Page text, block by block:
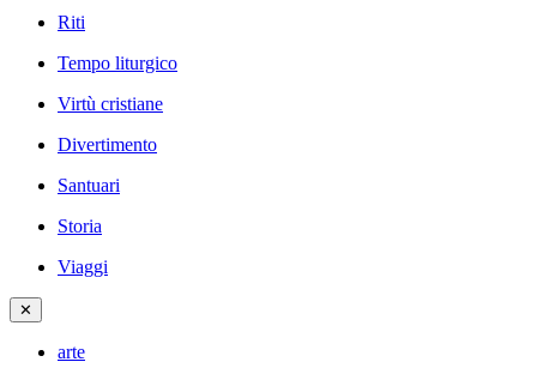
Riti
Tempo liturgico
Virtù cristiane
Divertimento
Santuari
Storia
Viaggi
✕
arte